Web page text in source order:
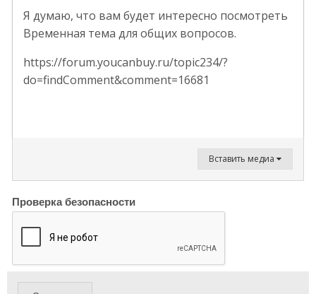
Я думаю, что вам будет интересно посмотреть
Временная тема для общих вопросов.
https://forum.youcanbuy.ru/topic234/?
do=findComment&comment=16681
Вставить медиа
Проверка безопасности